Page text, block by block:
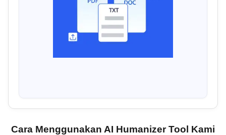
Cara Menggunakan AI Humanizer Tool Kami